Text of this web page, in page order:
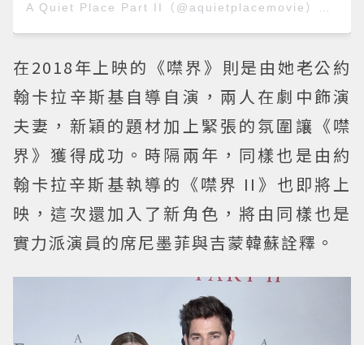
A Quiet Place Part II （@aquietplacemovie）分享的貼文 於
在2018年上映的《噤界》則是由她老公約
翰卡拉辛斯基自導自演，兩人在劇中飾演
夫妻，新穎的題材加上緊張的氛圍讓《噤
界》獲得成功。時隔兩年，同樣也是由約
翰卡拉辛斯基執導的《噤界 II》也即將上
映，這次還加入了新角色，將由同樣也是
實力派演員的席尼墨菲與吉蒙韓蘇詮釋。